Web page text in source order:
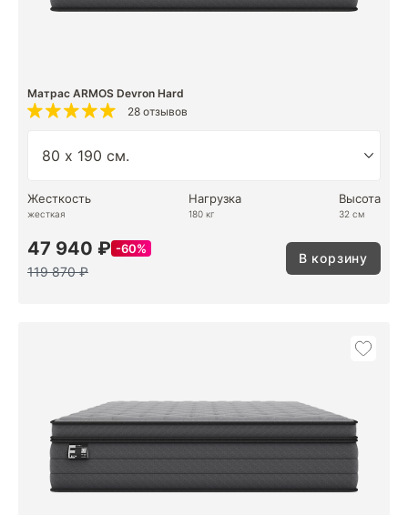
Матрас ARMOS Devron Hard
28 отзывов
Жесткость
жесткая
Нагрузка
180 кг
Высота
32 см
47 940 ₽ 60%
119 870 ₽
В корзину